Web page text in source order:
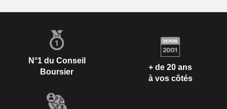
N°1 du Conseil
Boursier
+ de 20 ans
à vos côtés